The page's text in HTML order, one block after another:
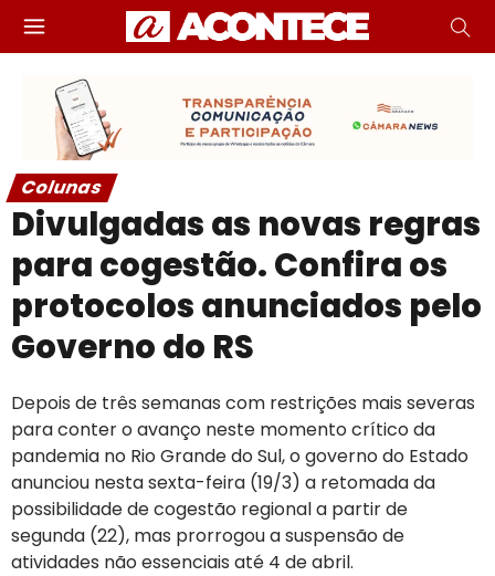
Colunas
Divulgadas as novas regras
para cogestão. Confira os
protocolos anunciados pelo
Governo do RS
Depois de três semanas com restrições mais severas
para conter o avanço neste momento crítico da
pandemia no Rio Grande do Sul, o governo do Estado
anunciou nesta sexta-feira (19/3) a retomada da
possibilidade de cogestão regional a partir de
segunda (22), mas prorrogou a suspensão de
atividades não essenciais até 4 de abril.